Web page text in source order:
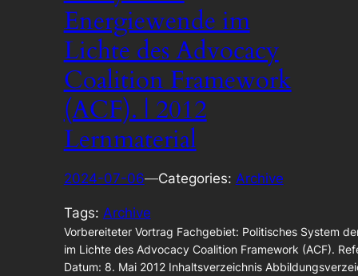
Energiewende im
Lichte des Advocacy
Coalition Framework
(ACF). | 2012
Lernmaterial
2024-07-06—Categories: Archive
Tags: Archive
Vorbereiteter Vortrag Fachgebiet: Politisches System
im Lichte des Advocacy Coalition Framework (ACF).
Datum: 8. Mai 2012 Inhaltsverzeichnis